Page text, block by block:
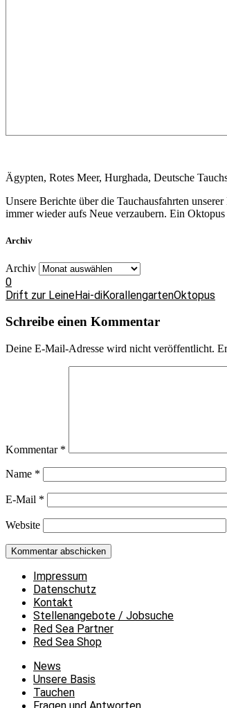
Ägypten, Rotes Meer, Hurghada, Deutsche
Unsere Berichte über die Tauchausfahrten
immer wieder aufs Neue verzaubern. Ein
Archiv
Archiv
0
Drift zur LeineHai-diKorallengartenOktopus
Schreibe einen Kommentar
Deine E-Mail-Adresse wird nicht veröffentlicht.
Kommentar *
Name *
E-Mail *
Website
Impressum
Datenschutz
Kontakt
Stellenangebote / Jobsuche
Red Sea Partner
Red Sea Shop
News
Unsere Basis
Tauchen